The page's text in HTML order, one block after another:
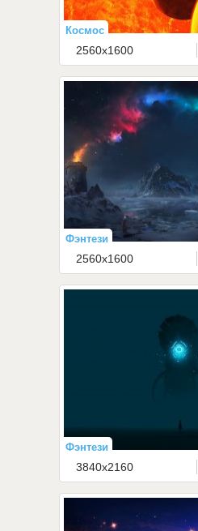
Космос
2560x1600
Фэнтези
2560x1600
Фэнтези
3840x2160